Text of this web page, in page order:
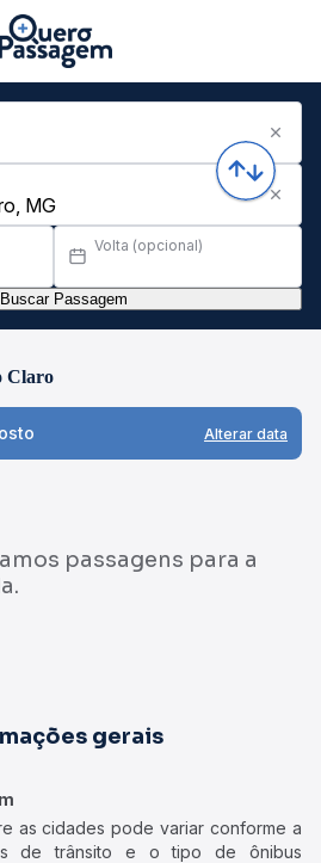
Volta (opcional)
Buscar Passagem
Claro
Alterar data
passagens para a
gerais
as cidades pode variar conforme a
de trânsito e o tipo de ônibus